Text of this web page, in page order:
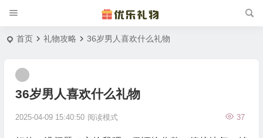
首页 礼物攻略 36岁男人喜欢什么礼物
36岁男人喜欢什么礼物
2025-04-09 15:40:50 37
阅读模式